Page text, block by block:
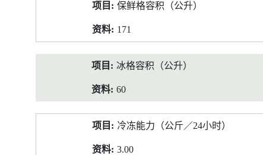
保鲜格容积（公升）
171
冰格容积（公升）
60
冷冻能力（公斤／24小时）
3.00